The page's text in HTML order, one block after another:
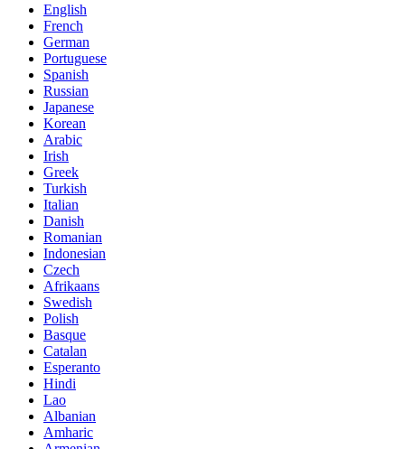
English
French
German
Portuguese
Spanish
Russian
Japanese
Korean
Arabic
Irish
Greek
Turkish
Italian
Danish
Romanian
Indonesian
Czech
Afrikaans
Swedish
Polish
Basque
Catalan
Esperanto
Hindi
Lao
Albanian
Amharic